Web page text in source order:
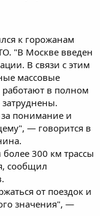
к горожанам
"В Москве введен
В связи с этим
массовые
работают в полном
понимание и
— говорится в
300 км трассы
сообщил
от поездок и
значения", —